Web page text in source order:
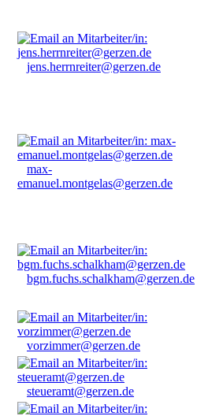
jens.herrnreiter@gerzen.de
max-
emanuel.montgelas@gerzen.de
bgm.fuchs.schalkham@gerzen.de
vorzimmer@gerzen.de
steueramt@gerzen.de